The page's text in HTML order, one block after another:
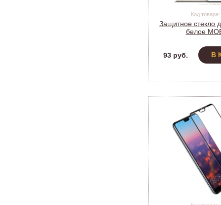
Код
Защитное стекло
белое
93 руб. В